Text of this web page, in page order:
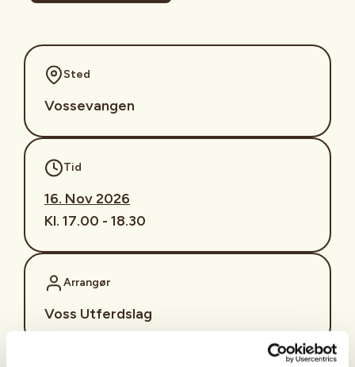
Sted
Vossevangen
Tid
16. Nov 2026
Kl. 17.00 - 18.30
Arrangør
Voss Utferdslag